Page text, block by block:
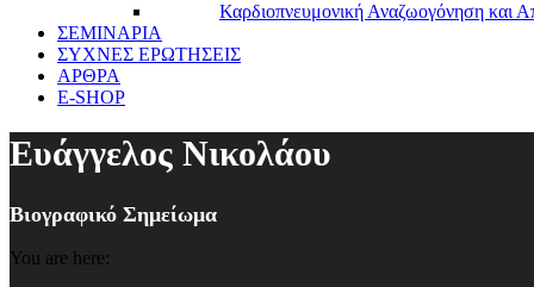
Καρδιοπνευμονική Αναζωογόνηση και
ΣΕΜΙΝΑΡΙΑ
ΣΥΧΝΕΣ ΕΡΩΤΗΣΕΙΣ
ΑΡΘΡΑ
E-SHOP
Ευάγγελος Νικολάου
Βιογραφικό Σημείωμα
You are here: